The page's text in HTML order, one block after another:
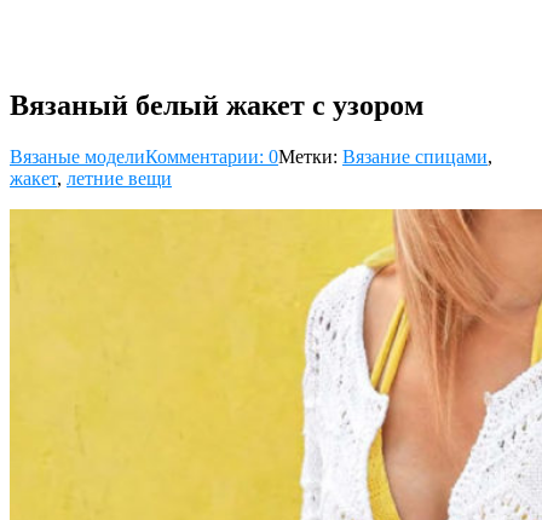
Вязаный белый жакет с узором
Вязаные моделиКомментарии: 0Метки: Вязание спицами,
жакет, летние вещи